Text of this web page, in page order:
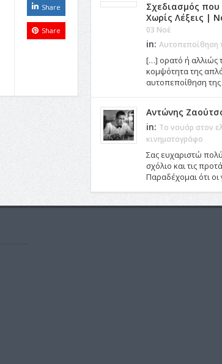
Share
Share
Σχεδιασμός που
Χωρίς Λέξεις |
03 Νοέ
in: Αυτοπεποίθηση
[…] ορατό ή αλλιώς
κομψότητα της
αυτοπεποίθηση της
Αντώνης
in: Το νουάρ στον
κινηματογράφο
Σας ευχαριστώ
σχόλιο και τις
Παραδέχομαι ότι οι